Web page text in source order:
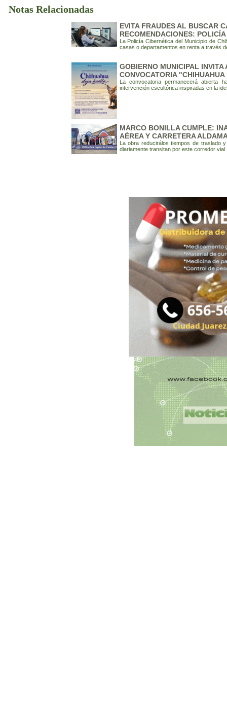
Notas Relacionadas
EVITA FRAUDES AL BUSCAR
RECOMENDACIONES:
La Policía Cibernética del Municipio de
casas o departamentos en renta a través
GOBIERNO MUNICIPAL
CONVOCATORIA
La convocatoria permanecerá abierta
intervención escultórica inspiradas en la
MARCO BONILLA CUMPLE:
AÉREA Y CARRETERA
La obra reducirálos tiempos de traslado
diariamente transitan por este corredor vial